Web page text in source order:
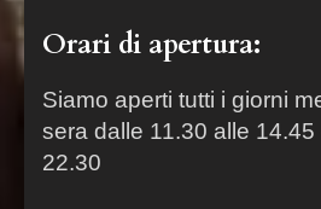
Orari di apertura:
Siamo aperti tutti i giorni
sera dalle 11.30 alle
22.30